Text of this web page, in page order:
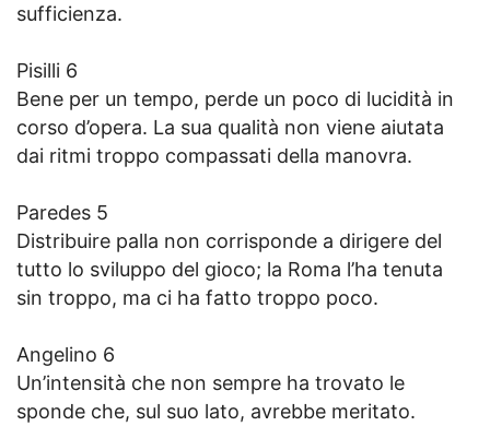
sufficienza.
Pisilli 6
Bene per un tempo, perde un poco di lucidità in
corso d’opera. La sua qualità non viene aiutata
dai ritmi troppo compassati della manovra.
Paredes 5
Distribuire palla non corrisponde a dirigere del
tutto lo sviluppo del gioco; la Roma l’ha tenuta
sin troppo, ma ci ha fatto troppo poco.
Angelino 6
Un’intensità che non sempre ha trovato le
sponde che, sul suo lato, avrebbe meritato.